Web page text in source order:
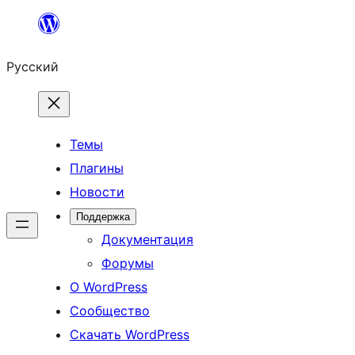
Перейти
содержимому
Русский
Темы
Плагины
Новости
Поддержка
Документация
Форумы
О WordPress
Сообщество
Скачать WordPress